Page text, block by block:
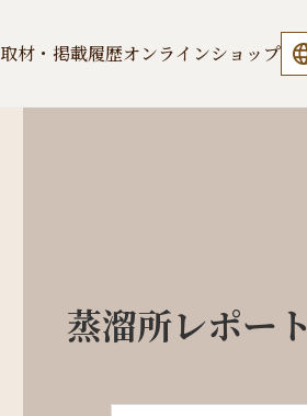
取材・掲載履歴オンラインショップ
蒸溜所レポート